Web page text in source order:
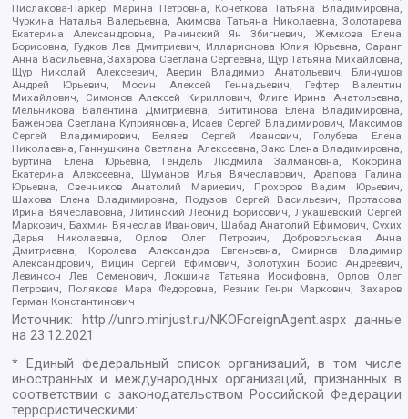
Пислакова-Паркер Марина Петровна, Кочеткова Татьяна Владимировна,
Чуркина Наталья Валерьевна, Акимова Татьяна Николаевна, Золотарева
Екатерина Александровна, Рачинский Ян Збигневич, Жемкова Елена
Борисовна, Гудков Лев Дмитриевич, Илларионова Юлия Юрьевна, Саранг
Анна Васильевна, Захарова Светлана Сергеевна, Щур Татьяна Михайловна,
Щур Николай Алексеевич, Аверин Владимир Анатольевич, Блинушов
Андрей Юрьевич, Мосин Алексей Геннадьевич, Гефтер Валентин
Михайлович, Симонов Алексей Кириллович, Флиге Ирина Анатольевна,
Мельникова Валентина Дмитриевна, Вититинова Елена Владимировна,
Баженова Светлана Куприяновна, Исаев Сергей Владимирович, Максимов
Сергей Владимирович, Беляев Сергей Иванович, Голубева Елена
Николаевна, Ганнушкина Светлана Алексеевна, Закс Елена Владимировна,
Буртина Елена Юрьевна, Гендель Людмила Залмановна, Кокорина
Екатерина Алексеевна, Шуманов Илья Вячеславович, Арапова Галина
Юрьевна, Свечников Анатолий Мариевич, Прохоров Вадим Юрьевич,
Шахова Елена Владимировна, Подузов Сергей Васильевич, Протасова
Ирина Вячеславовна, Литинский Леонид Борисович, Лукашевский Сергей
Маркович, Бахмин Вячеслав Иванович, Шабад Анатолий Ефимович, Сухих
Дарья Николаевна, Орлов Олег Петрович, Добровольская Анна
Дмитриевна, Королева Александра Евгеньевна, Смирнов Владимир
Александрович, Вицин Сергей Ефимович, Золотухин Борис Андреевич,
Левинсон Лев Семенович, Локшина Татьяна Иосифовна, Орлов Олег
Петрович, Полякова Мара Федоровна, Резник Генри Маркович, Захаров
Герман Константинович
Источник: http://unro.minjust.ru/NKOForeignAgent.aspxданные
на23.12.2021
* Единый федеральный список организаций, в том числе
иностранных и международных организаций, признанных в
соответствии с законодательством Российской Федерации
террористическими: